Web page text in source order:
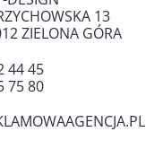
13
ZIELONA GÓRA
44 45
75 80